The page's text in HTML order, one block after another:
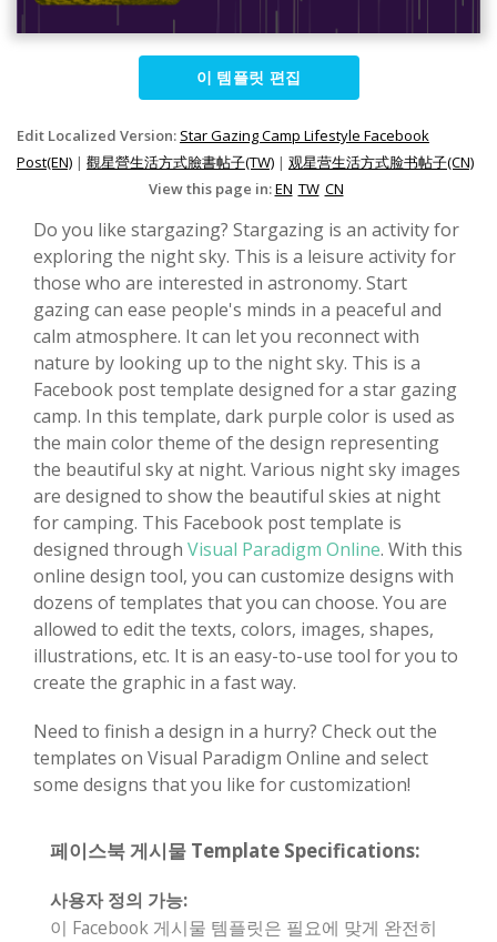
이 템플릿 편집
Edit Localized Version: Star Gazing Camp Lifestyle Facebook
Post(EN) | 觀星營生活方式臉書帖子(TW) | 观星营生活方式脸书帖子(CN)
View this page in:EN TW CN
Do you like stargazing? Stargazing is an activity for
exploring the night sky. This is a leisure activity for
those who are interested in astronomy. Start
gazing can ease people's minds in a peaceful and
calm atmosphere. It can let you reconnect with
nature by looking up to the night sky. This is a
Facebook post template designed for a star gazing
camp. In this template, dark purple color is used as
the main color theme of the design representing
the beautiful sky at night. Various night sky images
are designed to show the beautiful skies at night
for camping. This Facebook post template is
designed through Visual Paradigm Online. With this
online design tool, you can customize designs with
dozens of templates that you can choose. You are
allowed to edit the texts, colors, images, shapes,
illustrations, etc. It is an easy-to-use tool for you to
create the graphic in a fast way.
Need to finish a design in a hurry? Check out the
templates on Visual Paradigm Online and select
some designs that you like for customization!
페이스북 게시물 Template Specifications:
사용자 정의 가능:
이 Facebook 게시물 템플릿은 필요에 맞게 완전히